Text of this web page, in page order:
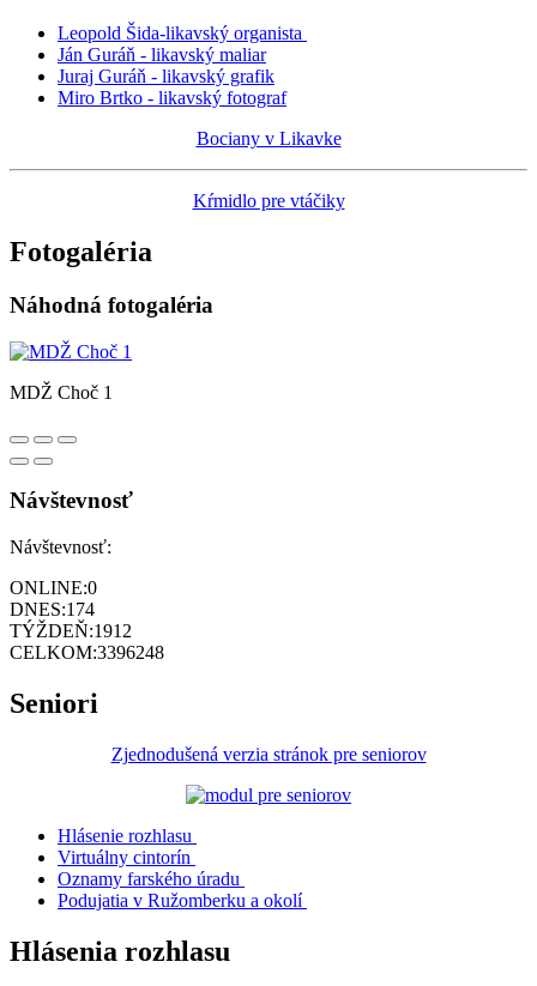
Leopold Šida-likavský organista
Ján Guráň - likavský maliar
Juraj Guráň - likavský grafik
Miro Brtko - likavský fotograf
Bociany v Likavke
Kŕmidlo pre vtáčiky
Fotogaléria
Náhodná fotogaléria
MDŽ Choč 1
Návštevnosť
Návštevnosť:
ONLINE:0
DNES:174
TÝŽDEŇ:1912
CELKOM:3396248
Seniori
Zjednodušená verzia stránok pre seniorov
Hlásenie rozhlasu
Virtuálny cintorín
Oznamy farského úradu
Podujatia v Ružomberku a okolí
Hlásenia rozhlasu